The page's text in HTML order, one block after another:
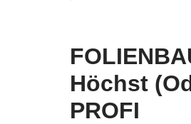
Höchst
PROFI